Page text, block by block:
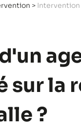
> Intervention
sur la
?